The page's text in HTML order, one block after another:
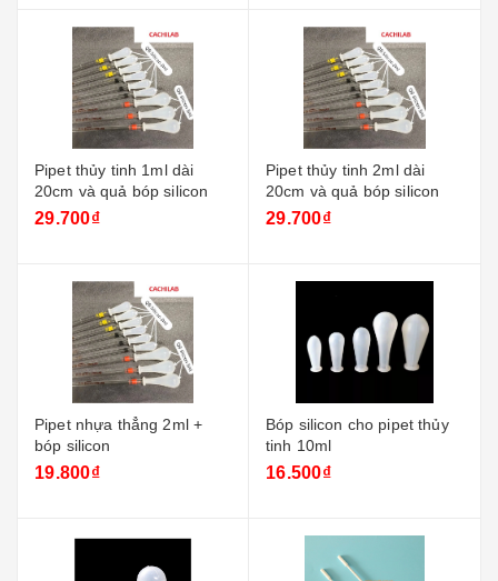
Pipet thủy tinh 1ml dài
20cm và quả bóp silicon
29.700₫
Pipet thủy tinh 2ml dài
20cm và quả bóp silicon
29.700₫
Pipet nhựa thẳng 2ml +
bóp silicon
19.800₫
Bóp silicon cho pipet thủy
tinh 10ml
16.500₫